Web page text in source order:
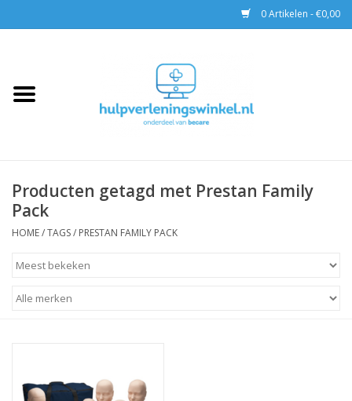
0 Artikelen - €0,00
EHBO
Trainingen
Producten getagd met Prestan Family
Pack
HOME/TAGS/ PRESTAN FAMILY PACK